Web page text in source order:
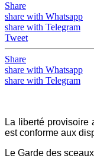
Share
share with Whatsapp
share with Telegram
Tweet
Share
share with Whatsapp
share with Telegram
La liberté provisoire
est conforme aux
Le Garde des